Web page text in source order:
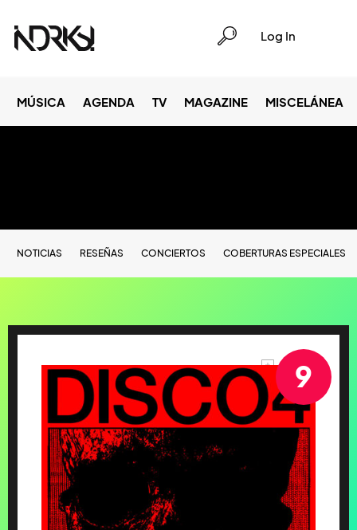
Log In
MÚSICA AGENDA TV MAGAZINE MISCELÁNEA
NOTICIAS RESEÑAS CONCIERTOS COBERTURAS ESPECIALES
9